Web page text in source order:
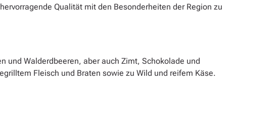
Qualität mit den Besonderheiten der Region zu
und Walderdbeeren, aber auch Zimt, Schokolade und
Fleisch und Braten sowie zu Wild und reifem Käse.